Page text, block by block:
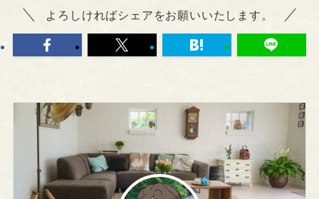
よろしければシェアをお願いいたします。